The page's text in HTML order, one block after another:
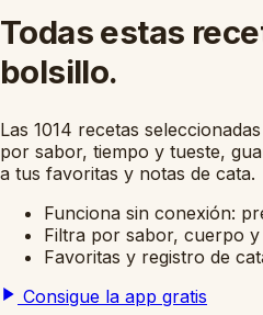
Todas estas
bolsillo.
Las 1014 recetas
por sabor, tiempo y tueste,
a tus favoritas y notas de cata.
Funciona sin conexión:
Filtra por sabor, cuerpo y
Favoritas y registro de
Consigue la app gratis